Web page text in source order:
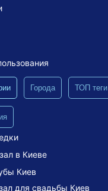
Города ТОП теги
в Киеве
Киев
для свадьбы Киев